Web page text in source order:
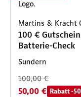
Martins & Kracht
100 €
Batterie-Check
Sundern
100,00 €
50,00 € Rabatt -